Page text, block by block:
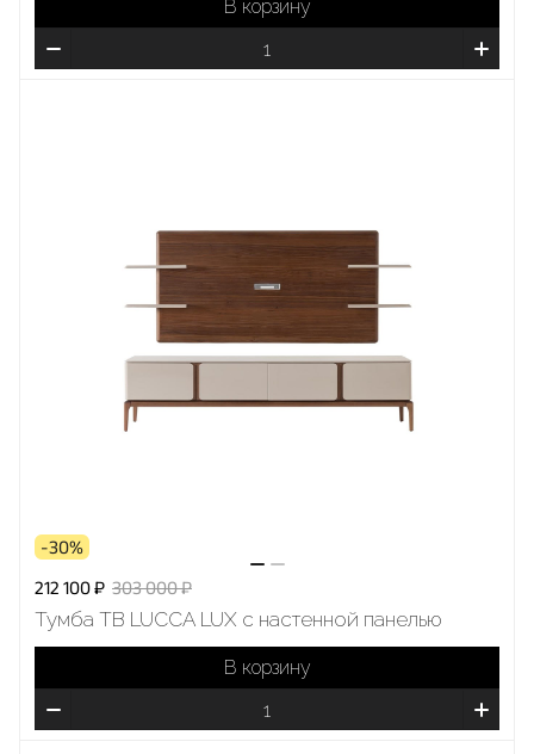
В корзину
-30%
212 100 ₽ 303 000 ₽
Тумба ТВ LUCCA LUX с настенной панелью
В корзину